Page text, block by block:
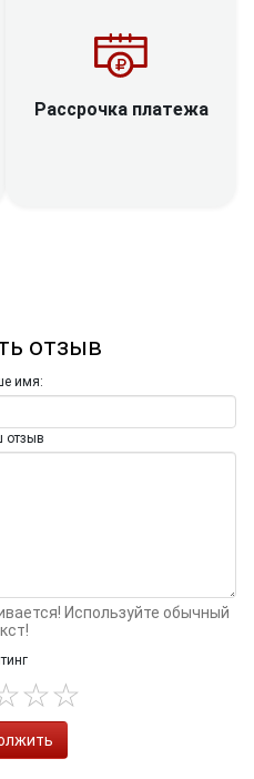
Рассрочка платежа
отзыв
имя:
отзыв
Используйте обычный